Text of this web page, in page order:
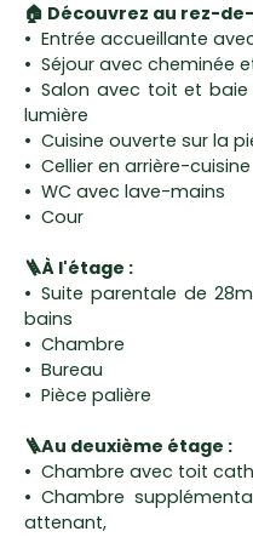
🏠 Découvrez au rez-
Entrée accueillante
Séjour avec cheminée
Salon avec toit et
lumière
Cuisine ouverte sur la
Cellier en arrière-cuisine
WC avec lave-mains
Cour
🪜À l'étage :
Suite parentale de
bains
Chambre
Bureau
Pièce palière
🪜Au deuxième étage :
Chambre avec toit
Chambre
attenant,